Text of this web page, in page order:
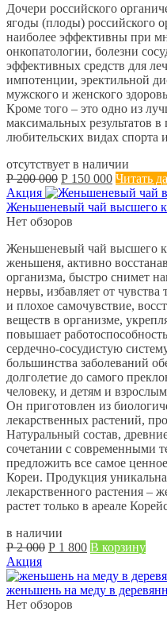
Дочери российского
ягоды (плоды) российского
наиболее эффективны при
онкопатологии, болезни
эффективных средств для
импотенции, эректильной
мужского и женского
Кроме того – это одно из
максимальных результатов
любительских видах спорта
отсутствует в наличии
Р 200 000 Первоначальная
цена
составляла
Р
Р 150 000Текущая
цена:
Р
Читать
Акция
Женьшеневый чай высшего
Нет обзоров
Женьшеневый чай высшего
женьшеня, активно
организма, быстро снимет
нервы, избавляет от чувства
и плохое самочувствие,
веществ в организме,
повышает
сердечно-сосудистую
большинства заболеваний
долголетие до самого
человеку, и детям и
Он приготовлен из
лекарственных растений,
Натуральный состав,
сочетании с современными
предложить все самое
Кореи. Продукция уникальна
лекарственного растения –
растет только в ареале
в наличии
Р 2 000 Первоначальная
составляла
Р
2 000.
Р 1 800Текущая
Р
1 800.
В корзину
Акция
женьшень на меду в
Нет обзоров